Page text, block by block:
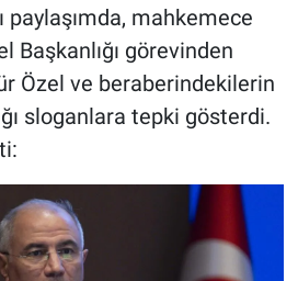
paylaşımda, mahkemece
Başkanlığı görevinden
Özel ve beraberindekilerin
sloganlara tepki gösterdi.